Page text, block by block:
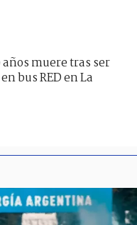
años muere tras ser
bus RED en La